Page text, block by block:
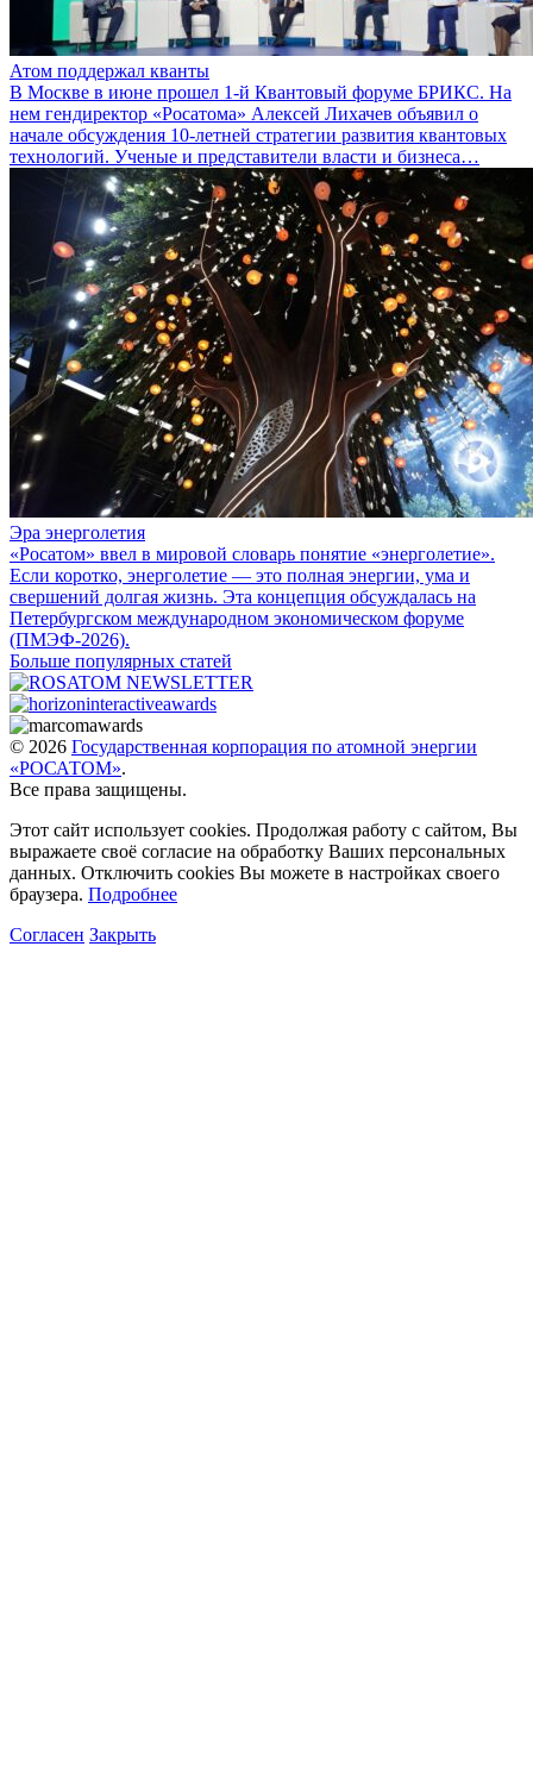
Атом поддержал кванты
В Москве в июне прошел 1-й Квантовый форуме БРИКС. На
нем гендиректор «Росатома» Алексей Лихачев объявил о
начале обсуждения 10-летней стратегии развития квантовых
технологий. Ученые и представители власти и бизнеса…
Эра энерголетия
«Росатом» ввел в мировой словарь понятие «энерголетие».
Если коротко, энерголетие — это полная энергии, ума и
свершений долгая жизнь. Эта концепция обсуждалась на
Петербургском международном экономическом форуме
(ПМЭФ-2026).
Больше популярных статей
© 2026 Государственная корпорация по атомной энергии
«РОСАТОМ».
Все права защищены.
Этот сайт использует cookies. Продолжая работу с сайтом, Вы
выражаете своё согласие на обработку Ваших персональных
данных. Отключить cookies Вы можете в настройках своего
браузера. Подробнее
Согласен Закрыть